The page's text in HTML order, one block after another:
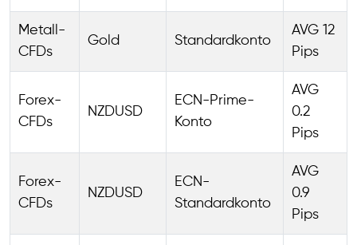
Metall-
CFDs
Gold Standardkonto
AVG 12
Pips
Forex-
CFDs
NZDUSD
ECN-Prime-
Konto
AVG
0.2
Pips
Forex-
CFDs
NZDUSD
ECN-
Standardkonto
AVG
0.9
Pips